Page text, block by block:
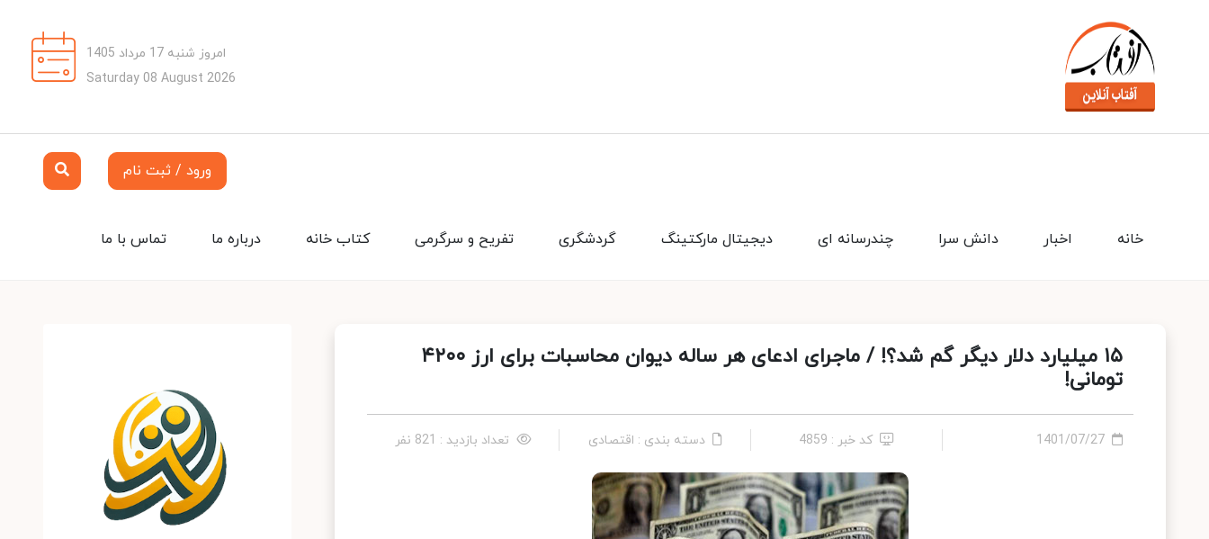
امروز شنبه 17 مرداد 1405
Saturday 08 August 2026
ورود / ثبت نام
تماس با ما درباره ما کتاب خانه تفریح و سرگرمی گردشگری دیجیتال مارکتینگ چندرسانه ای دانش سرا اخبار خانه
۱۵ میلیارد دلار دیگر گم شد؟! / ماجرای ادعای هر ساله دیوان محاسبات برای ارز ۴۲۰۰
تومانی!
1401/07/27 کد خبر : 4859 دسته بندی : اقتصادی تعداد بازدید : 821 نفر